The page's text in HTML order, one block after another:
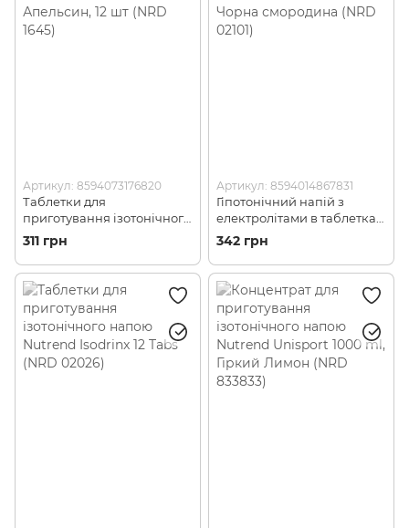
Артикул: 8594073176820
Таблетки для
приготування ізотонічного
напою Nutrend Isodrinx
Tabs, Апельсин, 12 шт (NRD
1645)
311 грн
Артикул: 8594014867831
Гіпотонічний напій з
електролітами в таблетках
Nutrend Zerodrinx Tabs 18
tabs, Чорна смородина
(NRD 02101)
342 грн